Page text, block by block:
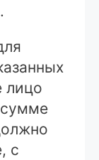
лицо
сумме
с